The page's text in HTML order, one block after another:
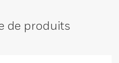
de produits